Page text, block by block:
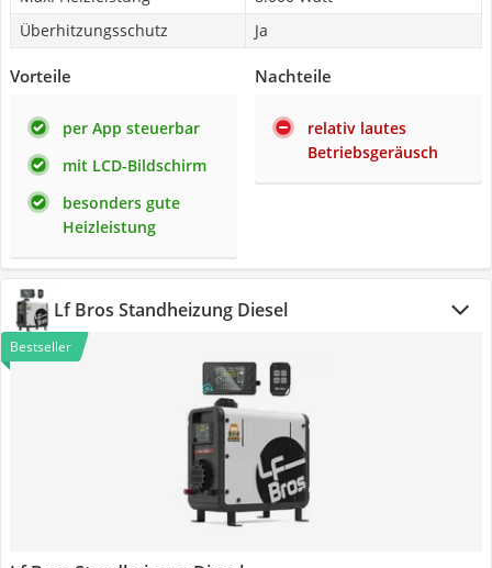
Überhitzungsschutz
Ja
Vorteile
per App steuerbar
mit LCD-Bildschirm
besonders gute
Heizleistung
Nachteile
relativ lautes
Betriebsgeräusch
Lf Bros Standheizung Diesel
Bestseller